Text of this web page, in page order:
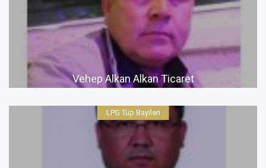
Vehep Alkan Alkan Ticaret
LPG Tüp Bayileri